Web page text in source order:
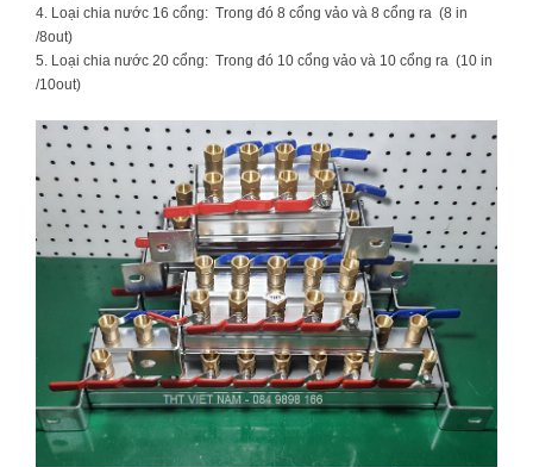
4. Loại chia nước 16 cổng: Trong đó 8 cổng vảo và 8 cổng ra (8 in
/8out)
5. Loại chia nước 20 cổng: Trong đó 10 cổng vảo và 10 cổng ra (10 in
/10out)